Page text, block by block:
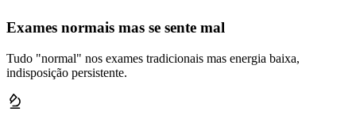
Exames normais mas se sente mal
Tudo "normal" nos exames tradicionais mas energia baixa,
indisposição persistente.